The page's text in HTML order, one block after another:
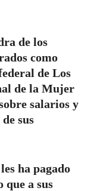
de los
como
de Los
de la Mujer
salarios y
sus
ha pagado
que a sus